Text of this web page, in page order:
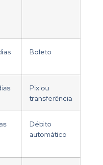
Boleto
Pix ou
transferência
Débito
automático